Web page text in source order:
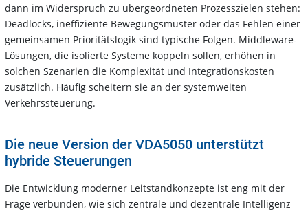
dann im Widerspruch zu übergeordneten Prozesszielen stehen:
Deadlocks, ineffiziente Bewegungsmuster oder das Fehlen einer
gemeinsamen Prioritätslogik sind typische Folgen. Middleware-
Lösungen, die isolierte Systeme koppeln sollen, erhöhen in
solchen Szenarien die Komplexität und Integrationskosten
zusätzlich. Häufig scheitern sie an der systemweiten
Verkehrssteuerung.
Die neue Version der VDA5050 unterstützt
hybride Steuerungen
Die Entwicklung moderner Leitstandkonzepte ist eng mit der
Frage verbunden, wie sich zentrale und dezentrale Intelligenz